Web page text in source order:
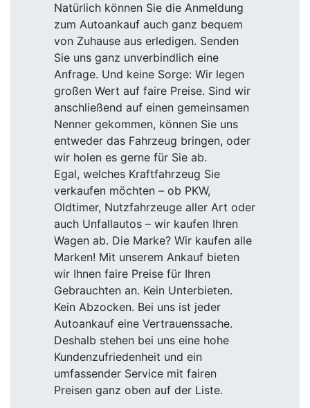
Natürlich können Sie die Anmeldung
zum Autoankauf auch ganz bequem
von Zuhause aus erledigen. Senden
Sie uns ganz unverbindlich eine
Anfrage. Und keine Sorge: Wir legen
großen Wert auf faire Preise. Sind wir
anschließend auf einen gemeinsamen
Nenner gekommen, können Sie uns
entweder das Fahrzeug bringen, oder
wir holen es gerne für Sie ab.
Egal, welches Kraftfahrzeug Sie
verkaufen möchten – ob PKW,
Oldtimer, Nutzfahrzeuge aller Art oder
auch Unfallautos – wir kaufen Ihren
Wagen ab. Die Marke? Wir kaufen alle
Marken! Mit unserem Ankauf bieten
wir Ihnen faire Preise für Ihren
Gebrauchten an. Kein Unterbieten.
Kein Abzocken. Bei uns ist jeder
Autoankauf eine Vertrauenssache.
Deshalb stehen bei uns eine hohe
Kundenzufriedenheit und ein
umfassender Service mit fairen
Preisen ganz oben auf der Liste.